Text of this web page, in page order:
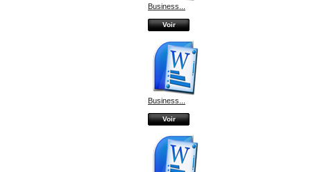
Business...
Voir
Business...
Voir